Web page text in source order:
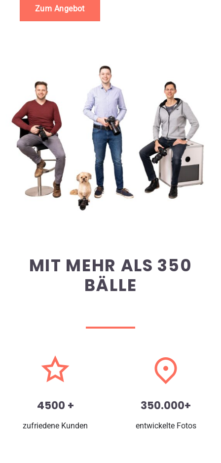
Zum Angebot
MIT MEHR ALS 350
BÄLLE
4500 +
zufriedene Kunden
350.000+
entwickelte Fotos